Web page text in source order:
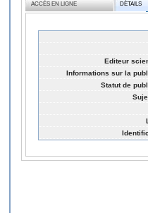
ACCÈS EN LIGNE DÉTAILS
Editeur
Informations sur la
Statut de